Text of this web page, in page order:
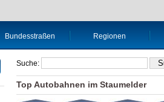
Bundesstraßen Regionen
Suche:
Top Autobahnen im Staumelder